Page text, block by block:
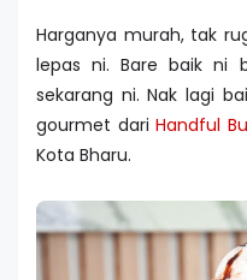
Harganya murah, tak
lepas ni. Bare baik ni
sekarang ni. Nak lagi
gourmet dariHandful
Kota Bharu.